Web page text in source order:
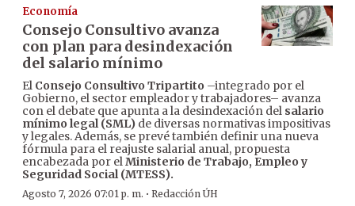
Economía
Consejo Consultivo avanza
con plan para desindexación
del salario mínimo
El Consejo Consultivo Tripartito –integrado por el
Gobierno, el sector empleador y trabajadores– avanza
con el debate que apunta a la desindexación del salario
mínimo legal (SML) de diversas normativas impositivas
y legales. Además, se prevé también definir una nueva
fórmula para el reajuste salarial anual, propuesta
encabezada por elMinisterio de Trabajo, Empleo y
Seguridad Social (MTESS).
Agosto 7, 2026 07:01 p. m. · Redacción ÚH